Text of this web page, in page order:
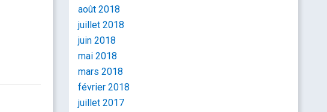
août 2018
juillet 2018
juin 2018
mai 2018
mars 2018
février 2018
juillet 2017